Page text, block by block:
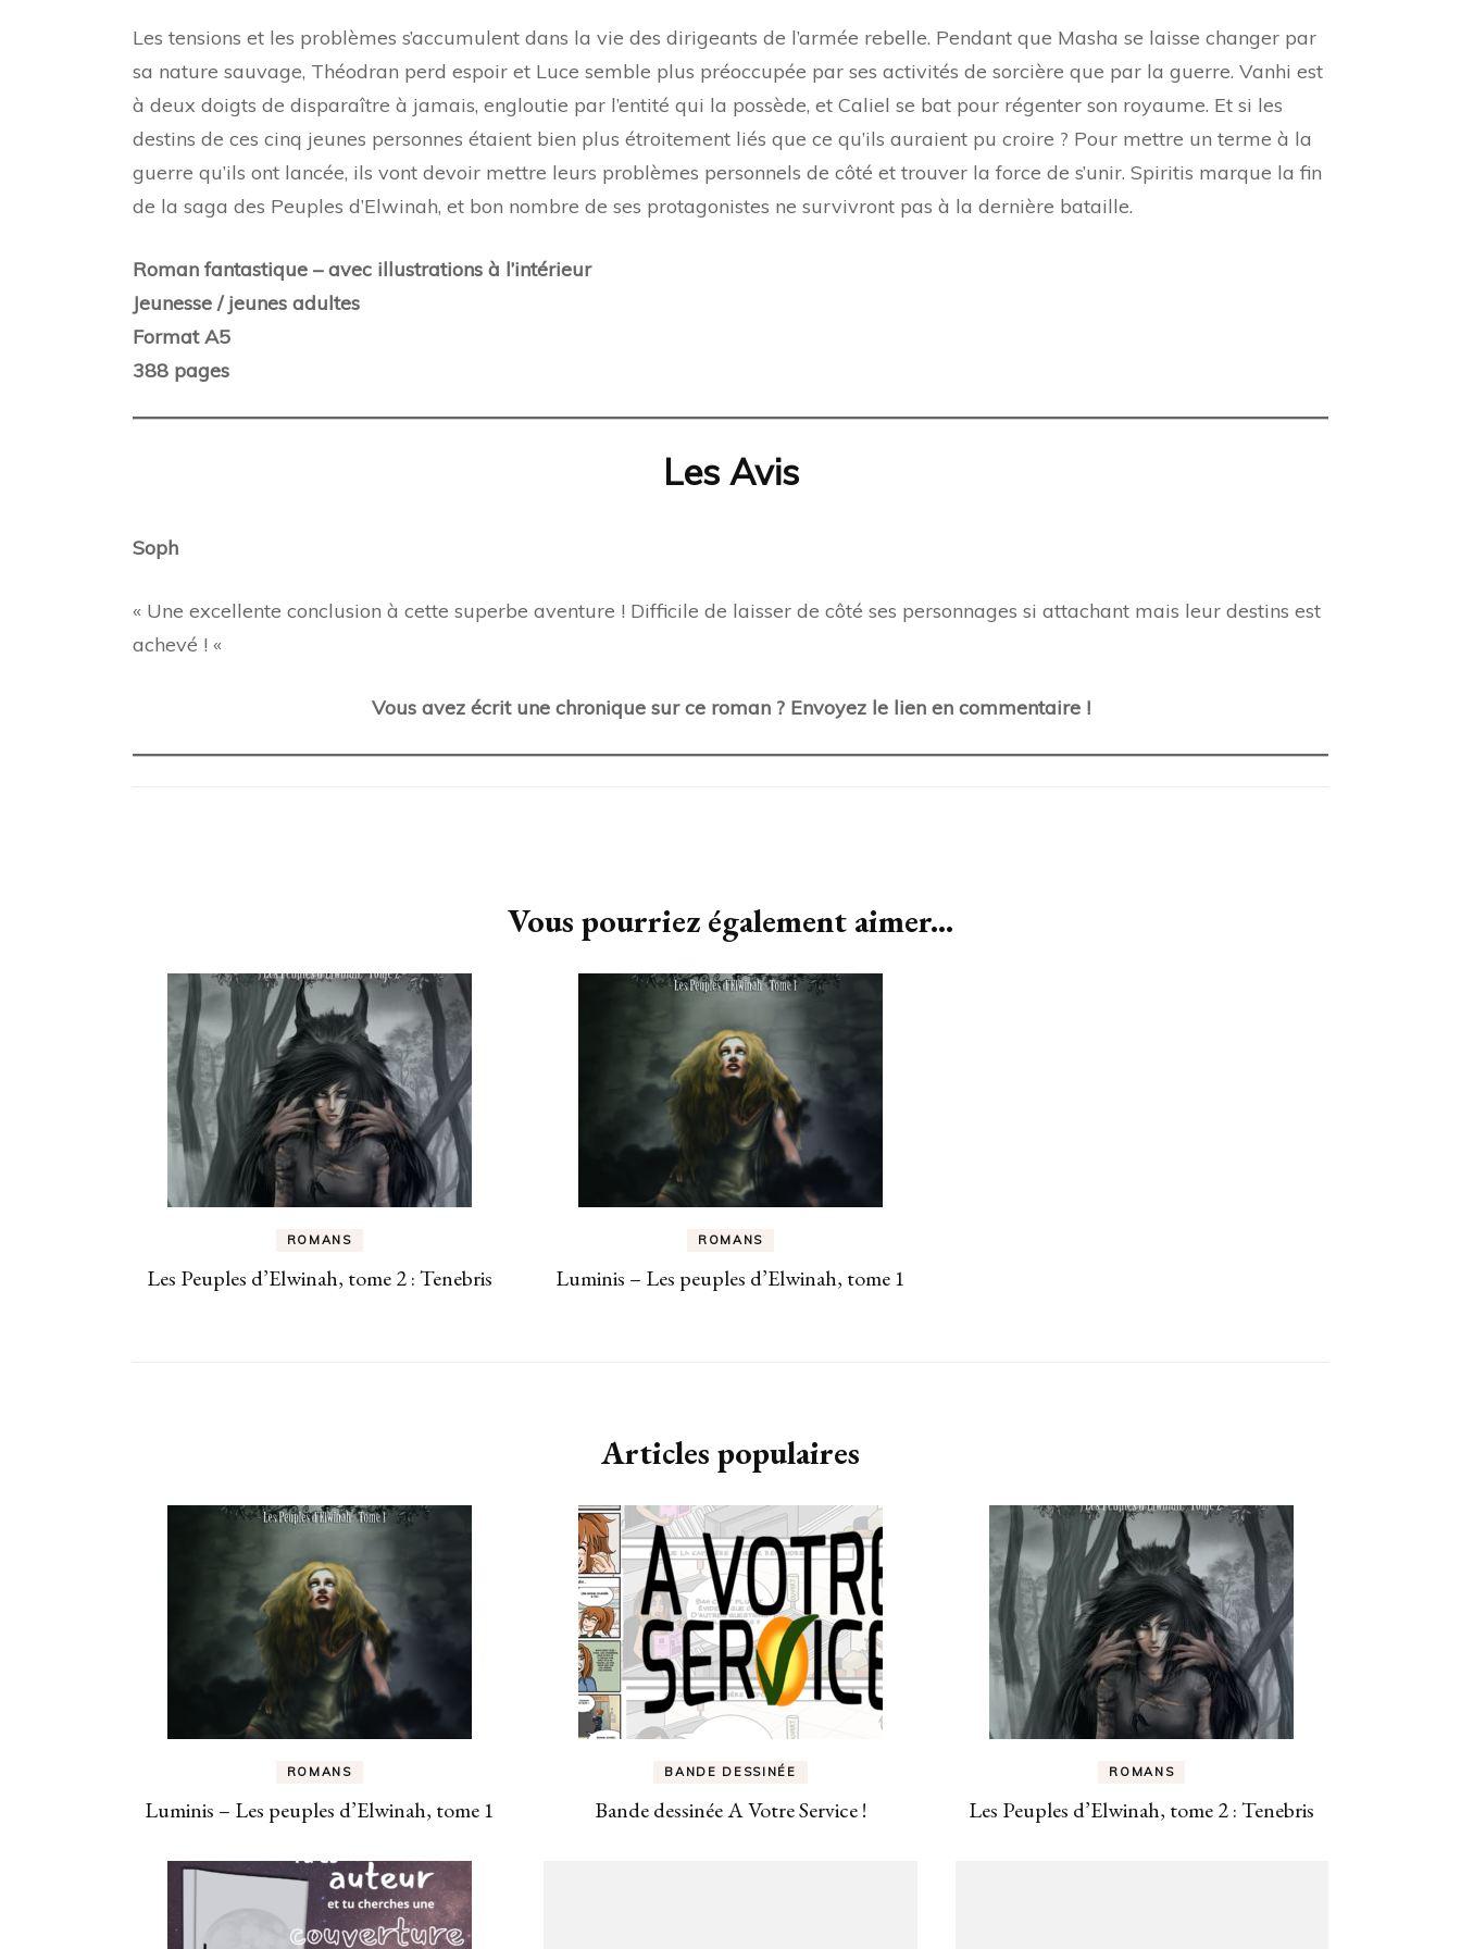
Les tensions et les problèmes s’accumulent dans la vie des dirigeants de l’armée rebelle. Pendant que Masha se laisse changer par
sa nature sauvage, Théodran perd espoir et Luce semble plus préoccupée par ses activités de sorcière que par la guerre. Vanhi est
à deux doigts de disparaître à jamais, engloutie par l’entité qui la possède, et Caliel se bat pour régenter son royaume. Et si les
destins de ces cinq jeunes personnes étaient bien plus étroitement liés que ce qu’ils auraient pu croire ? Pour mettre un terme à la
guerre qu’ils ont lancée, ils vont devoir mettre leurs problèmes personnels de côté et trouver la force de s’unir. Spiritis marque la fin
de la saga des Peuples d’Elwinah, et bon nombre de ses protagonistes ne survivront pas à la dernière bataille.
Roman fantastique – avec illustrations à l’intérieur
Jeunesse / jeunes adultes
Format A5
388 pages
Les Avis
Soph
« Une excellente conclusion à cette superbe aventure ! Difficile de laisser de côté ses personnages si attachant mais leur destins est
achevé ! «
Vous avez écrit une chronique sur ce roman ? Envoyez le lien en commentaire !
Vous pourriez également aimer...
ROMANS
Les Peuples d’Elwinah, tome 2 : Tenebris
ROMANS
Luminis – Les peuples d’Elwinah, tome 1
Articles populaires
ROMANS
Luminis – Les peuples d’Elwinah, tome 1
BANDE DESSINÉE
Bande dessinée A Votre Service !
ROMANS
Les Peuples d’Elwinah, tome 2 : Tenebris